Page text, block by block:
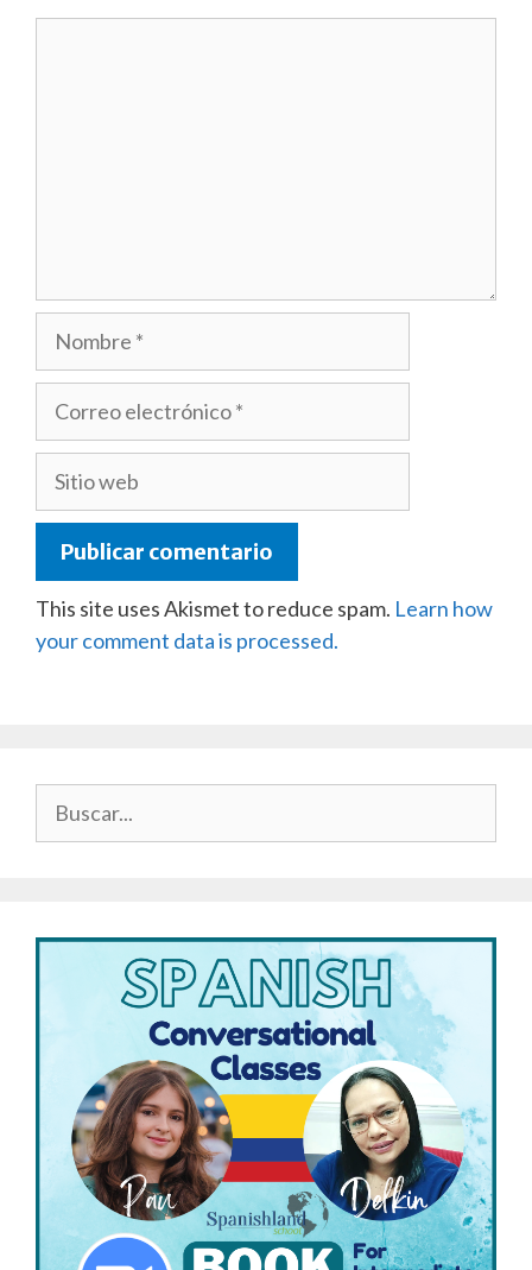
This site uses Akismet to reduce spam. Learn how
your comment data is processed.